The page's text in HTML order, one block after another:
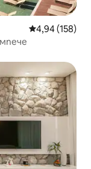
Средна
4,94 (158)